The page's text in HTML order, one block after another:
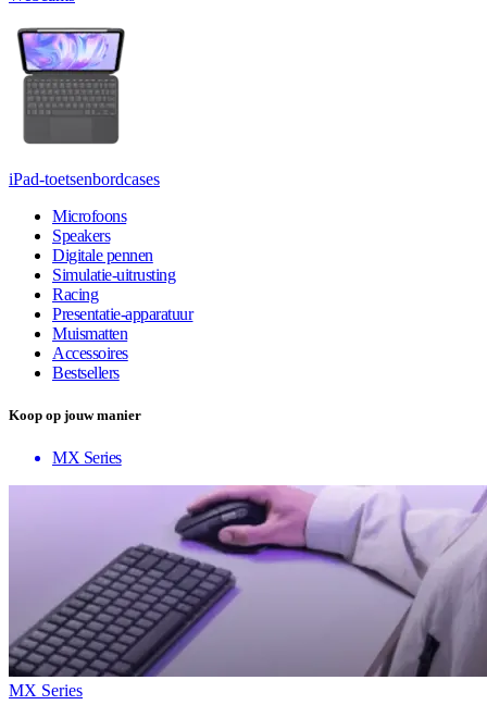
iPad-toetsenbordcases
Microfoons
Speakers
Digitale pennen
Simulatie-uitrusting
Racing
Presentatie-apparatuur
Muismatten
Accessoires
Bestsellers
Koop op jouw manier
MX Series
MX Series